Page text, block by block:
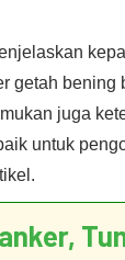
getah bening
juga
untuk